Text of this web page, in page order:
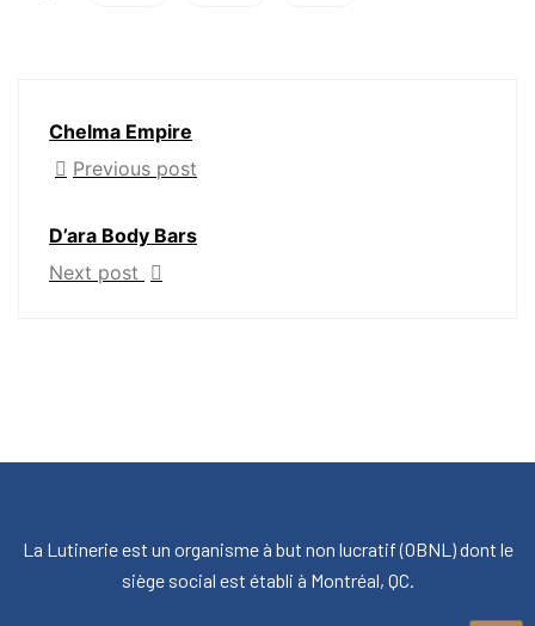
Chelma Empire
Previous post
D’ara Body Bars
Next post
La Lutinerie est un organisme à but non lucratif (OBNL) dont le
siège social est établi à Montréal, QC.